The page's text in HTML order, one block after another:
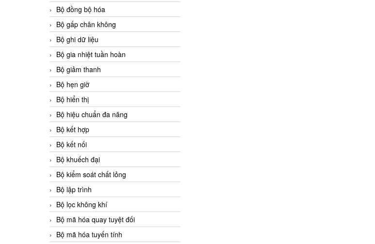
Bộ đồng bộ hóa
Bộ gấp chân không
Bộ ghi dữ liệu
Bộ gia nhiệt tuần hoàn
Bộ giảm thanh
Bộ hẹn giờ
Bộ hiển thị
Bộ hiệu chuẩn đa năng
Bộ kết hợp
Bộ kết nối
Bộ khuếch đại
Bộ kiểm soát chất lỏng
Bộ lập trình
Bộ lọc không khí
Bộ mã hóa quay tuyệt đối
Bộ mã hóa tuyến tính